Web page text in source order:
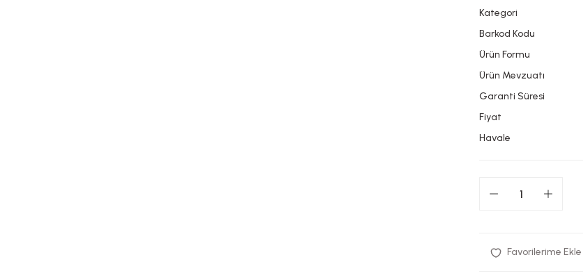
Kategori
Barkod Kodu
Ürün Formu
Ürün Mevzuatı
Garanti Süresi
Fiyat
Havale